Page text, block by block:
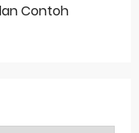
Contoh